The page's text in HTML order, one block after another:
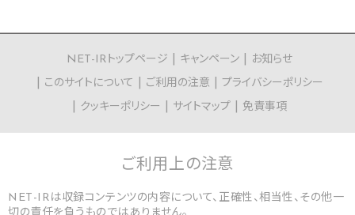
NET-IRトップページ キャンペーン
お知らせ
このサイトについて
ご利用の注意
プライバシーポリシー
クッキーポリシー
サイトマップ 免責事項
ご利用上の注意
NET-IRは収録コンテンツの内容について、正確性、相当性、その他一